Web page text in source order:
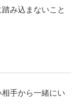
み込まないこと
手から一緒にい